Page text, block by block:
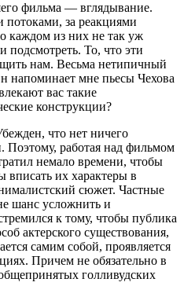
фильма — вглядывание.
за реакциями
из них не так уж
подсмотреть. То, что эти
нам. Весьма нетипичный
напоминает мне пьесы Чехова
вас такие
конструкции?
что нет ничего
Поэтому, работая над фильмом
немало времени, чтобы
вписать их характеры в
сюжет. Частные
шанс усложнить и
к тому, чтобы публика
актерского существования,
самим собой, проявляется
Причем не обязательно в
голливудских